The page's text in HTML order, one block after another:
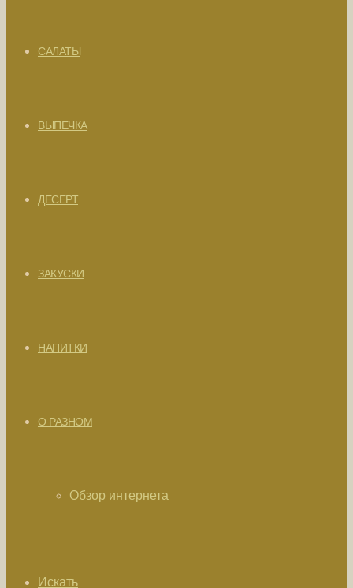
САЛАТЫ
ВЫПЕЧКА
ДЕСЕРТ
ЗАКУСКИ
НАПИТКИ
О РАЗНОМ
Обзор интернета
Искать